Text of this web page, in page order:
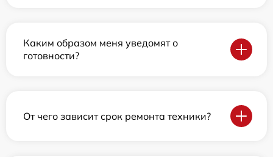
Каким образом меня уведомят о
готовности?
От чего зависит срок ремонта техники?